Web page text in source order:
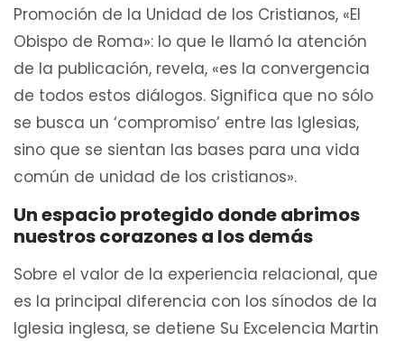
Promoción de la Unidad de los Cristianos, «El
Obispo de Roma»: lo que le llamó la atención
de la publicación, revela, «es la convergencia
de todos estos diálogos. Significa que no sólo
se busca un ‘compromiso’ entre las Iglesias,
sino que se sientan las bases para una vida
común de unidad de los cristianos».
Un espacio protegido donde abrimos
nuestros corazones a los demás
Sobre el valor de la experiencia relacional, que
es la principal diferencia con los sínodos de la
Iglesia inglesa, se detiene Su Excelencia Martin